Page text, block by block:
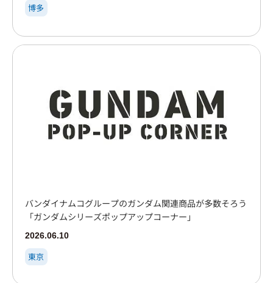
博多
バンダイナムコグループのガンダム関連商品が多数そろう
「ガンダムシリーズポップアップコーナー」
2026.06.10
東京